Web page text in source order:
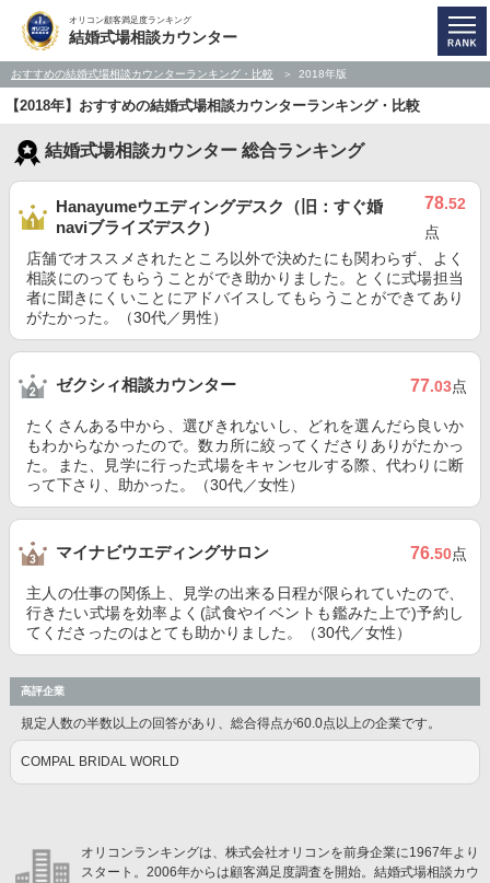
オリコン顧客満足度ランキング
結婚式場相談カウンター
おすすめの結婚式場相談カウンターランキング・比較 2018年版
【2018年】おすすめの結婚式場相談カウンターランキング・比較
結婚式場相談カウンター 総合ランキング
Hanayumeウエディングデスク（旧：すぐ婚
naviブライズデスク）
78.52
点
店舗でオススメされたところ以外で決めたにも関わらず、よく
相談にのってもらうことができ助かりました。とくに式場担当
者に聞きにくいことにアドバイスしてもらうことができてあり
がたかった。（30代／男性）
ゼクシィ相談カウンター 77.03点
たくさんある中から、選びきれないし、どれを選んだら良いか
もわからなかったので。数カ所に絞ってくださりありがたかっ
た。また、見学に行った式場をキャンセルする際、代わりに断
って下さり、助かった。（30代／女性）
マイナビウエディングサロン 76.50点
主人の仕事の関係上、見学の出来る日程が限られていたので、
行きたい式場を効率よく(試食やイベントも鑑みた上で)予約し
てくださったのはとても助かりました。（30代／女性）
高評企業
規定人数の半数以上の回答があり、総合得点が60.0点以上の企業です。
COMPAL BRIDAL WORLD
オリコンランキングは、株式会社オリコンを前身企業に1967年より
スタート。2006年からは顧客満足度調査を開始。結婚式場相談カウ